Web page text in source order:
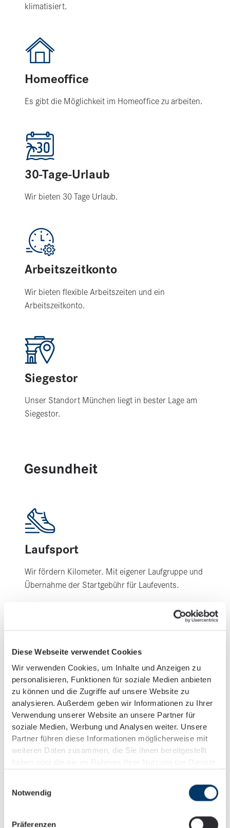
Diese Webseite verwendet Cookies
Wir verwenden Cookies, um Inhalte und Anzeigen zu
personalisieren, Funktionen für soziale Medien anbieten
zu können und die Zugriffe auf unsere Website zu
analysieren. Außerdem geben wir Informationen zu Ihrer
Verwendung unserer Website an unsere Partner für
soziale Medien, Werbung und Analysen weiter. Unsere
Partner führen diese Informationen möglicherweise mit
weiteren Daten zusammen, die Sie ihnen bereitgestellt
Notwendig
Präferenzen
klimatisiert.
Homeoffice
Es gibt die Möglichkeit im Homeoffice zu arbeiten.
30-Tage-Urlaub
Wir bieten 30 Tage Urlaub.
Arbeitszeitkonto
Wir bieten flexible Arbeitszeiten und ein
Arbeitszeitkonto.
Siegestor
Unser Standort München liegt in bester Lage am
Siegestor.
Gesundheit
Laufsport
Wir fördern Kilometer. Mit eigener Laufgruppe und
Übernahme der Startgebühr für Laufevents.
Massagen
Für einen geringen Eigenanteil gibt es bei uns zwei
Mal im Monat Massagen.
Dank verschiedener Partner zahlen unsere
Mitarbeiter lediglich einen kleinen Eigenanteil für